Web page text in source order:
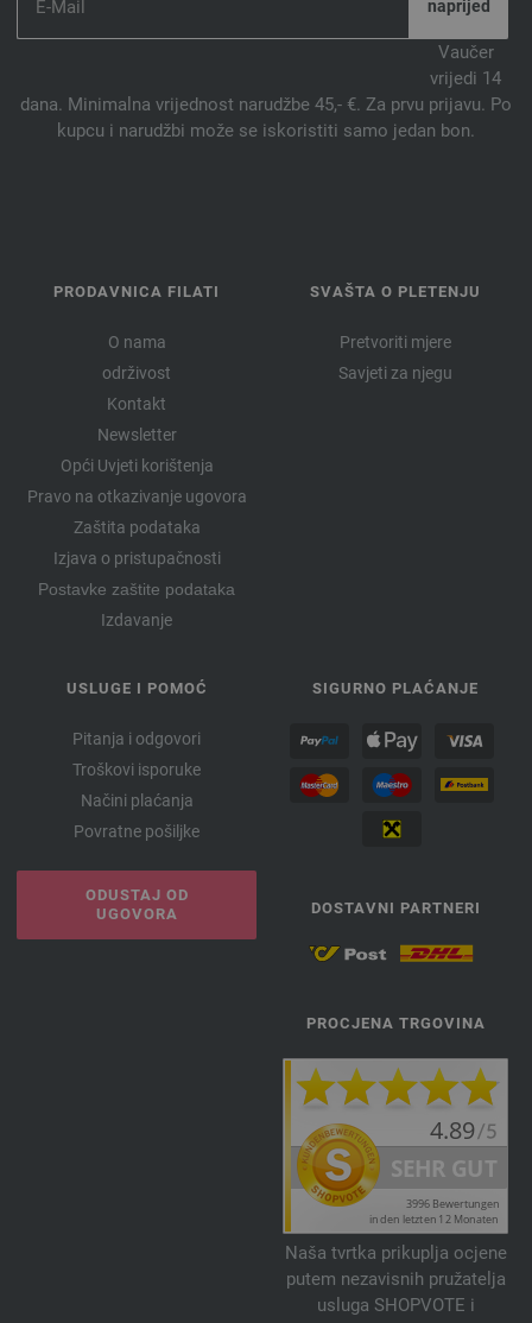
Vaučer
vrijedi 14
dana. Minimalna vrijednost narudžbe 45,- €. Za prvu prijavu. Po
kupcu i narudžbi može se iskoristiti samo jedan bon.
PRODAVNICA FILATI
O nama
održivost
Kontakt
Newsletter
Opći Uvjeti korištenja
Pravo na otkazivanje ugovora
Zaštita podataka
Izjava o pristupačnosti
Postavke zaštite podataka
Izdavanje
SVAŠTA O PLETENJU
Pretvoriti mjere
Savjeti za njegu
USLUGE I POMOĆ
Pitanja i odgovori
Troškovi isporuke
Načini plaćanja
Povratne pošiljke
ODUSTAJ OD
UGOVORA
SIGURNO PLAĆANJE
DOSTAVNI PARTNERI
PROCJENA TRGOVINA
Naša tvrtka prikuplja ocjene
putem nezavisnih pružatelja
usluga SHOPVOTE i